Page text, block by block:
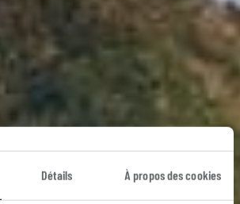
Détails À propos des cookies